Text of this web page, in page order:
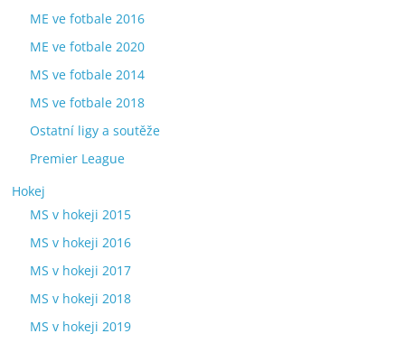
ME ve fotbale 2016
ME ve fotbale 2020
MS ve fotbale 2014
MS ve fotbale 2018
Ostatní ligy a soutěže
Premier League
Hokej
MS v hokeji 2015
MS v hokeji 2016
MS v hokeji 2017
MS v hokeji 2018
MS v hokeji 2019